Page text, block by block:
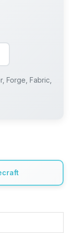
Forge, Fabric,